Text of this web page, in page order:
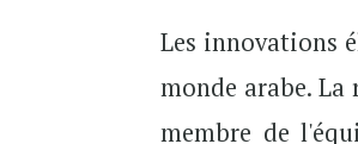
Les innovations
monde arabe.
membre de